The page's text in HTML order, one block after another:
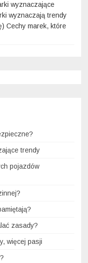
wyznaczające
wyznaczają trendy
Cechy marek, które
trendy
pojazdów
zasady?
więcej pasji